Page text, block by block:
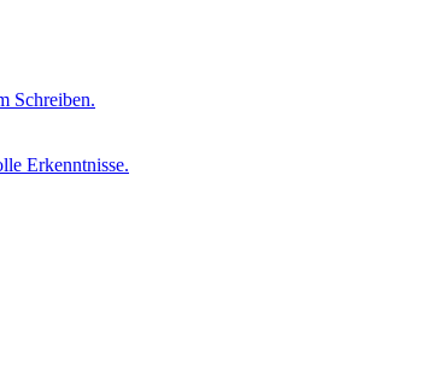
Schreiben.
Erkenntnisse.